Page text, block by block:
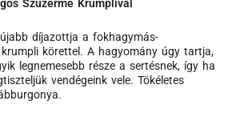
Szűzérme Krumplival
díjazottja a fokhagymás-
körettel. A hagyomány úgy tartja,
legnemesebb része a sertésnek, így ha
vendégeink vele. Tökéletes